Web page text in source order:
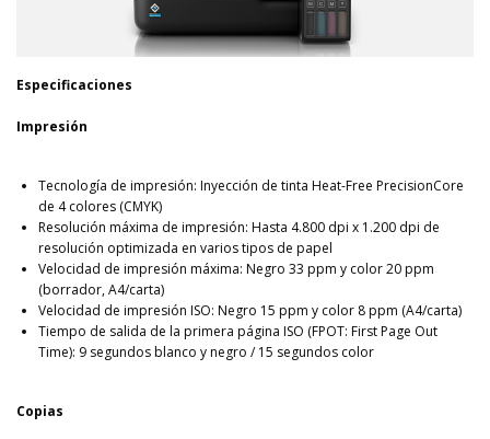
Especificaciones
Impresión
Tecnología de impresión: Inyección de tinta Heat-Free PrecisionCore
de 4 colores (CMYK)
Resolución máxima de impresión: Hasta 4.800 dpi x 1.200 dpi de
resolución optimizada en varios tipos de papel
Velocidad de impresión máxima: Negro 33 ppm y color 20 ppm
(borrador, A4/carta)
Velocidad de impresión ISO: Negro 15 ppm y color 8 ppm (A4/carta)
Tiempo de salida de la primera página ISO (FPOT: First Page Out
Time): 9 segundos blanco y negro / 15 segundos color
Copias